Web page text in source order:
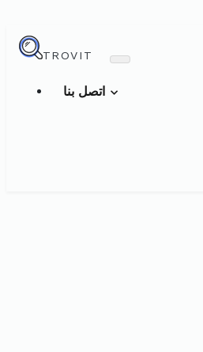
TROVIT